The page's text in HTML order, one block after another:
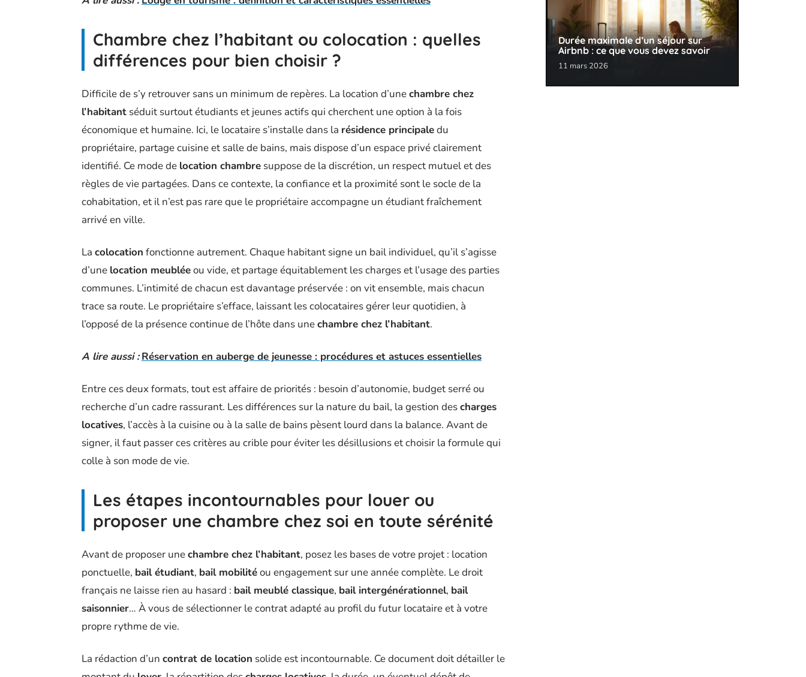
Chambre chez l’habitant ou colocation : quelles
différences pour bien choisir ?
Difficile de s’y retrouver sans un minimum de repères. La location d’unechambre chez
l’habitant séduit surtout étudiants et jeunes actifs qui cherchent une option à la fois
économique et humaine. Ici, le locataire s’installe dans la résidence principaledu
propriétaire, partage cuisine et salle de bains, mais dispose d’un espace privé clairement
identifié. Ce mode de location chambre suppose de la discrétion, un respect mutuel et des
règles de vie partagées. Dans ce contexte, la confiance et la proximité sont le socle de la
cohabitation, et il n’est pas rare que le propriétaire accompagne un étudiant fraîchement
arrivé en ville.
La colocation fonctionne autrement. Chaque habitant signe un bail individuel, qu’il s’agisse
d’une location meubléeou vide, et partage équitablement les charges et l’usage des parties
communes. L’intimité de chacun est davantage préservée : on vit ensemble, mais chacun
trace sa route. Le propriétaire s’efface, laissant les colocataires gérer leur quotidien, à
l’opposé de la présence continue de l’hôte dans unechambre chez l’habitant.
A lire aussi : Réservation en auberge de jeunesse : procédures et astuces essentielles
Entre ces deux formats, tout est affaire de priorités : besoin d’autonomie, budget serré ou
recherche d’un cadre rassurant. Les différences sur la nature du bail, la gestion descharges
locatives, l’accès à la cuisine ou à la salle de bains pèsent lourd dans la balance. Avant de
signer, il faut passer ces critères au crible pour éviter les désillusions et choisir la formule qui
colle à son mode de vie.
Les étapes incontournables pour louer ou
proposer une chambre chez soi en toute sérénité
Avant de proposer unechambre chez l’habitant, posez les bases de votre projet : location
ponctuelle, bail étudiant, bail mobilitéou engagement sur une année complète. Le droit
français ne laisse rien au hasard : bail meublé classique, bail intergénérationnel, bail
saisonnier… À vous de sélectionner le contrat adapté au profil du futur locataire et à votre
propre rythme de vie.
La rédaction d’un contrat de location solide est incontournable. Ce document doit détailler le
Durée maximale d’un séjour sur
Airbnb : ce que vous devez savoir
11 mars 2026